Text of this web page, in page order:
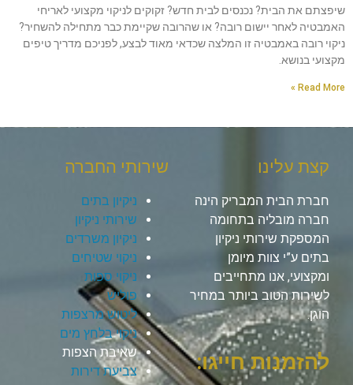
שיפצתם את הבית? נכנסים לבית חדש? זקוקים לניקוי מקצועי לאריחי
האמבטיה לאחר יישום רובה? או שהרובה שקיימת כבר מתחילה להשחיר?
ניקוי רובה באמבטיה זו המלצה שכדאי מאוד לבצע, לפניכם מדריך טיפים
מקצועי בנושא.
Read More »
קצת עלינו
חברת הבית המבריק הינה
חברה מובליה בתחומה
המספקת שירותי ניקיון
בתים ע”י צוות מיומן
ומקצועי, אנו מתחייבים
לשירות הטוב ביותר במחיר
הוגן.
להזמנות חייגו:
שירותי החברה
ניקיון בתים
שירותי ניקיון
ניקיון משרדים
ניקוי שטיחים
ניקוי ספות
פוליש
ליטוש מרצפות
ניקוי בלחץ מים
שאיבת הצפות
צביעת דירות